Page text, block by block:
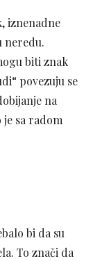
iznenadne
neredu.
biti znak
povezuju se
na
sa radom
bi da su
To znači da